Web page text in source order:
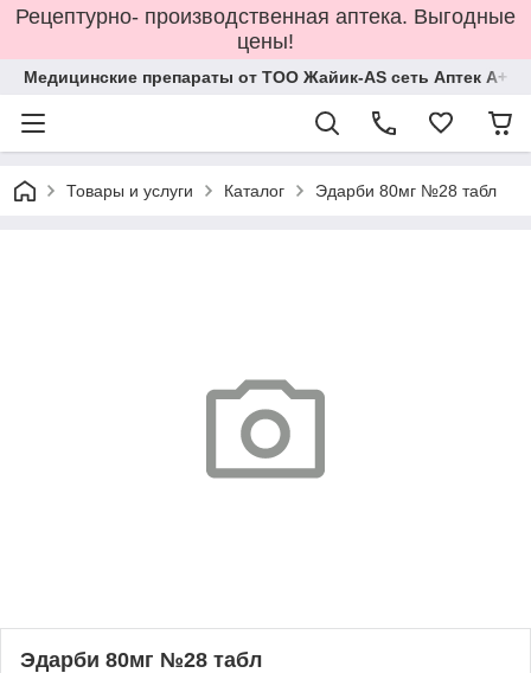
Рецептурно- производственная аптека. Выгодные
цены!
Медицинские препараты от ТОО Жайик-AS сеть Аптек А+
Товары и услуги Каталог Эдарби 80мг №28 табл
Эдарби 80мг №28 табл